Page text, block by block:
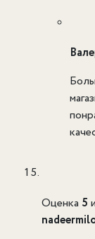
Оценка 5